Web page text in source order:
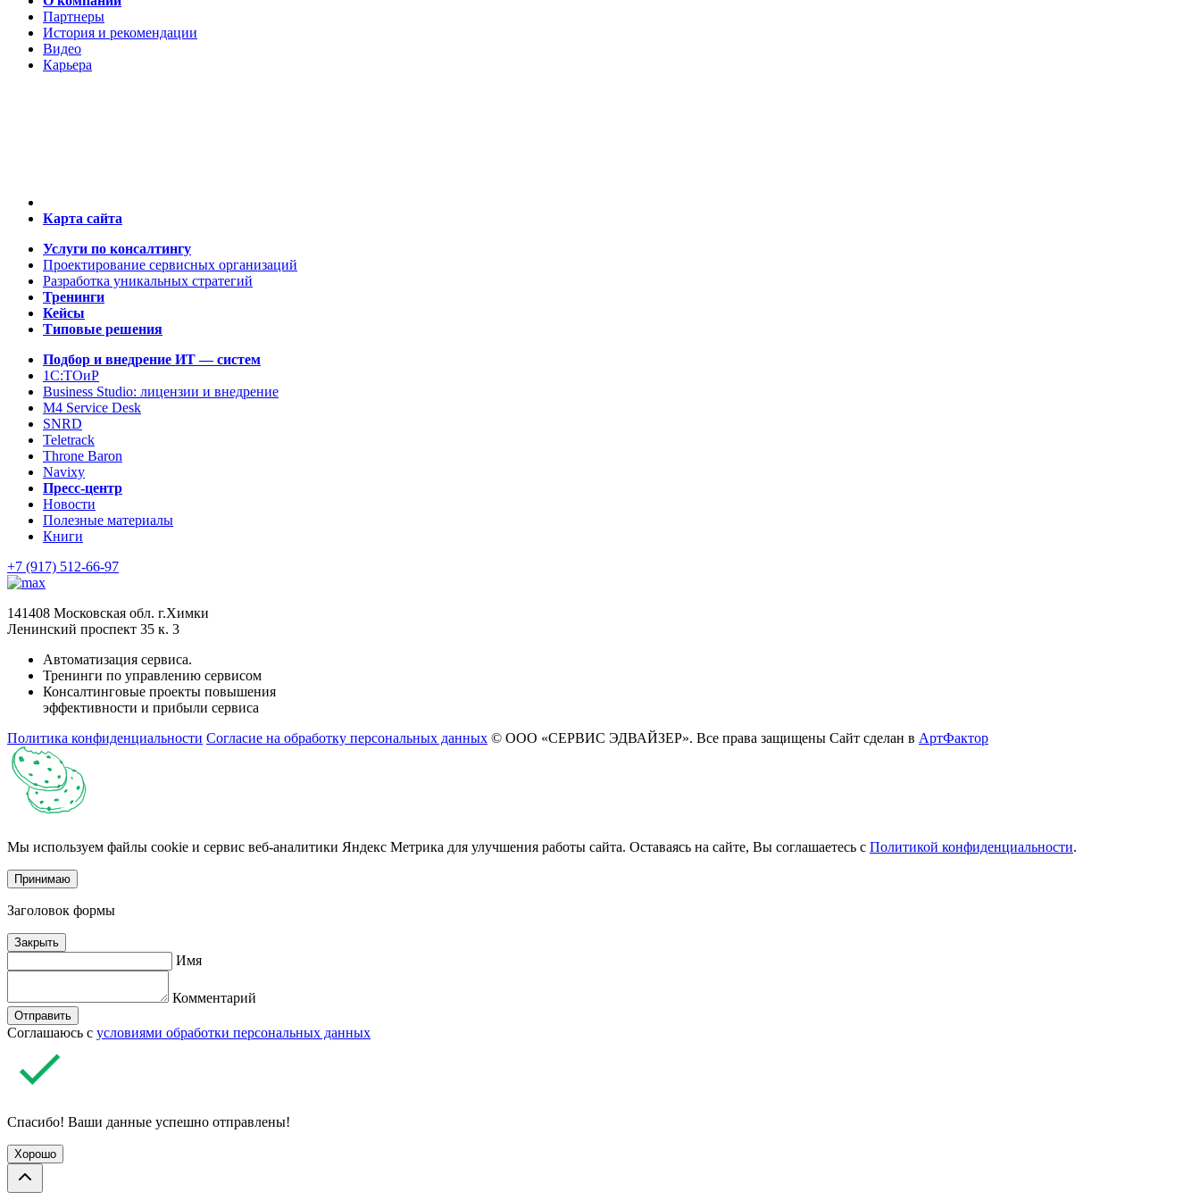
Партнеры
История и рекомендации
Видео
Карьера
Карта сайта
Услуги по консалтингу
Проектирование сервисных организаций
Разработка уникальных стратегий
Тренинги
Кейсы
Типовые решения
Подбор и внедрение ИТ — систем
1C:ТОиР
Business Studio: лицензии и внедрение
M4 Service Desk
SNRD
Teletrack
Throne Baron
Navixy
Пресс-центр
Новости
Полезные материалы
Книги
+7 (917) 512-66-97
141408 Московская обл. г.Химки
Ленинский проспект 35 к. 3
Автоматизация сервиса.
Тренинги по управлению сервисом
Консалтинговые проекты повышения
эффективности и прибыли сервиса
Политика конфиденциальности Согласие на обработку персональных данных © ООО «СЕРВИС ЭДВАЙЗЕР». Все права защищены Сайт сделан в АртФактор
Мы используем файлы cookie и сервис веб-аналитики Яндекс Метрика для улучшения работы сайта. Оставаясь на сайте, Вы соглашаетесь с Политикой конфиденциальности.
Принимаю
Заголовок формы
Закрыть
Имя
Комментарий
Отправить
Соглашаюсь с условиями обработки персональных данных
Спасибо! Ваши данные успешно отправлены!
Хорошо